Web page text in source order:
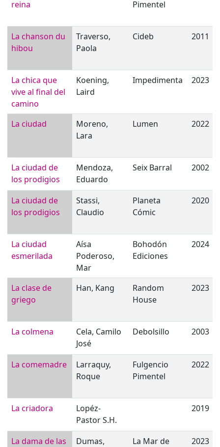
reina Pimentel
La chanson du
hibou
Traverso,
Paola
Cideb 2011
La chica que
vive al final del
camino
Koening,
Laird
Impedimenta 2023
La ciudad
Moreno,
Lara
Lumen 2022
La ciudad de
los prodigios
Mendoza,
Eduardo
Seix Barral 2002
La ciudad de
los prodigios
Stassi,
Claudio
Planeta
Cómic
2020
La ciudad
esmerilada
Aísa
Poderoso,
Mar
Bohodón
Ediciones
2024
La clase de
griego
Han, Kang
Random
House
2023
La colmena
Cela, Camilo
José
Debolsillo 2003
La comemadre
Larraquy,
Roque
Fulgencio
Pimentel
2022
La criadora
Lopéz-
Pastor S.H.
2019
La dama de las
Dumas,
La Mar de
2023